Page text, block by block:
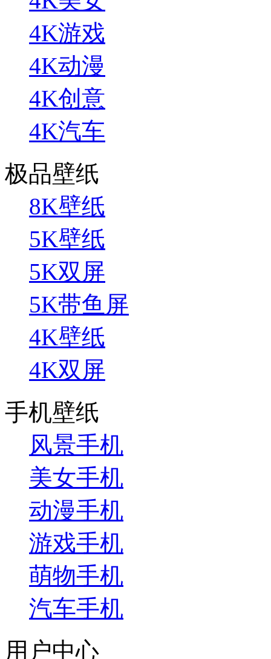
4K游戏
4K动漫
4K创意
4K汽车
极品壁纸
8K壁纸
5K壁纸
5K双屏
5K带鱼屏
4K壁纸
4K双屏
手机壁纸
风景手机
美女手机
动漫手机
游戏手机
萌物手机
汽车手机
用户中心